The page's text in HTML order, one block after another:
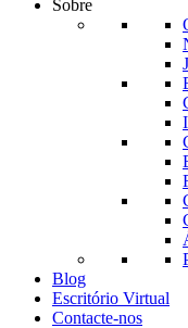
Sobre
Blog
Escritório Virtual
Contacte-nos